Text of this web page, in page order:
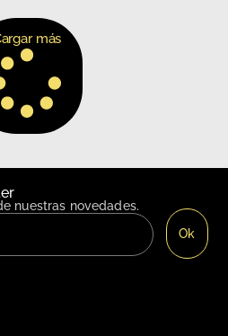
más
nuestras novedades.